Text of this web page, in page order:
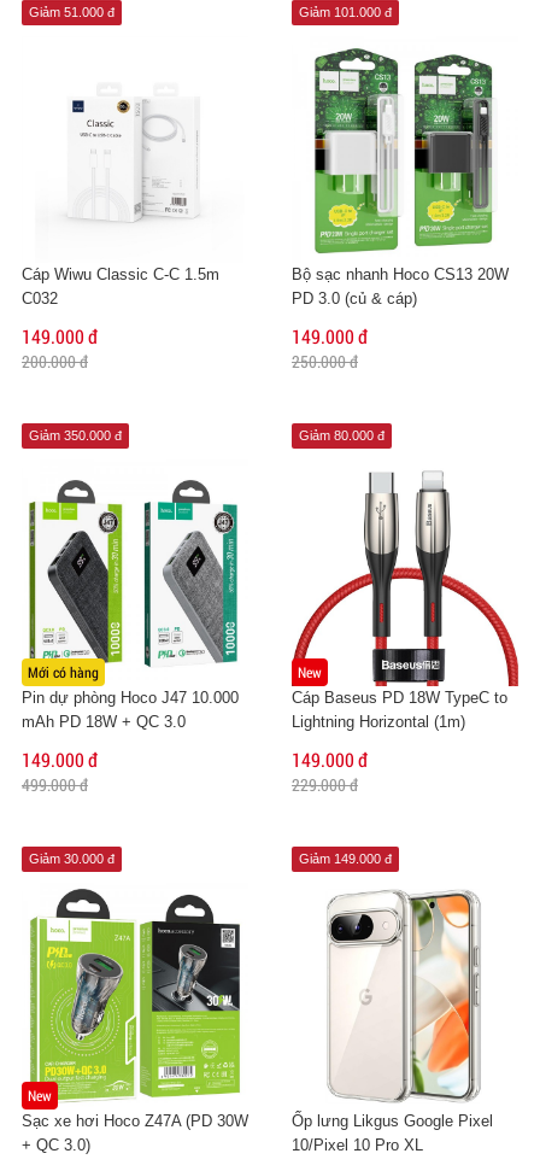
Giảm 51.000 đ
Cáp Wiwu Classic C-C 1.5m
C032
149.000 đ
200.000 đ
Giảm 101.000 đ
Bộ sạc nhanh Hoco CS13 20W
PD 3.0 (củ & cáp)
149.000 đ
250.000 đ
Mới có hàng
Giảm 350.000 đ
Pin dự phòng Hoco J47 10.000
mAh PD 18W + QC 3.0
149.000 đ
499.000 đ
New
Giảm 80.000 đ
Cáp Baseus PD 18W TypeC to
Lightning Horizontal (1m)
149.000 đ
229.000 đ
New
Giảm 30.000 đ
Sạc xe hơi Hoco Z47A (PD 30W
+ QC 3.0)
Giảm 149.000 đ
Ốp lưng Likgus Google Pixel
10/Pixel 10 Pro XL